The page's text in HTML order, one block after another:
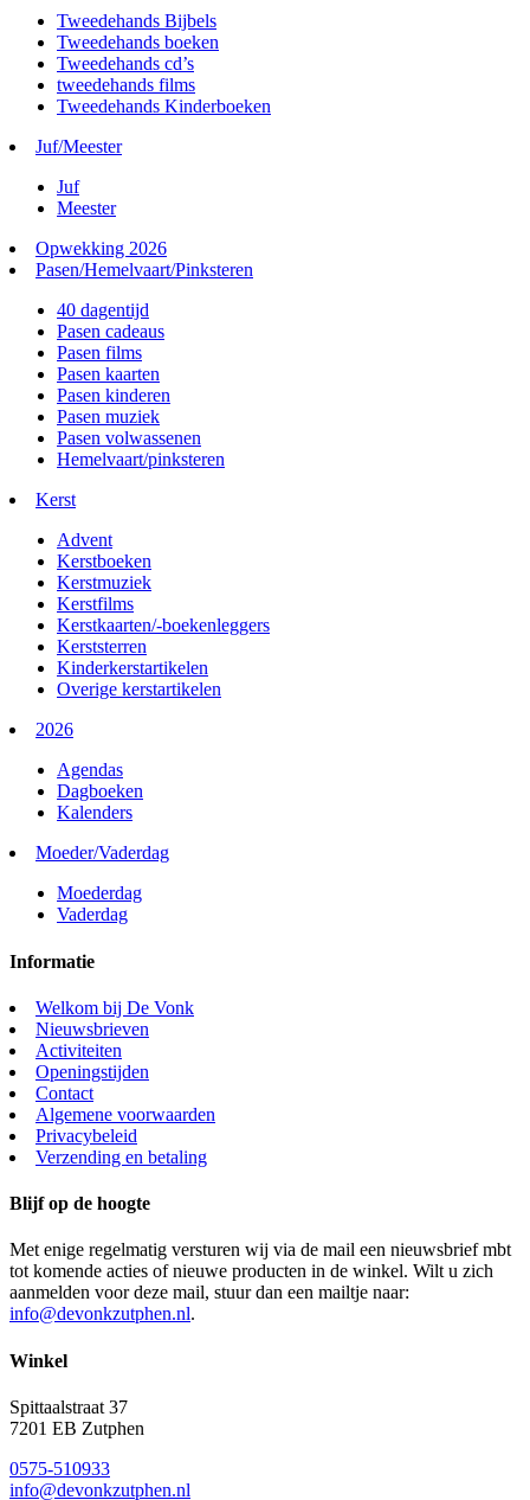
Tweedehands Bijbels
Tweedehands boeken
Tweedehands cd’s
tweedehands films
Tweedehands Kinderboeken
Juf/Meester
Juf
Meester
Opwekking 2026
Pasen/Hemelvaart/Pinksteren
40 dagentijd
Pasen cadeaus
Pasen films
Pasen kaarten
Pasen kinderen
Pasen muziek
Pasen volwassenen
Hemelvaart/pinksteren
Kerst
Advent
Kerstboeken
Kerstmuziek
Kerstfilms
Kerstkaarten/-boekenleggers
Kerststerren
Kinderkerstartikelen
Overige kerstartikelen
2026
Agendas
Dagboeken
Kalenders
Moeder/Vaderdag
Moederdag
Vaderdag
Informatie
Welkom bij De Vonk
Nieuwsbrieven
Activiteiten
Openingstijden
Contact
Algemene voorwaarden
Privacybeleid
Verzending en betaling
Blijf op de hoogte
Met enige regelmatig versturen wij via de mail een nieuwsbrief mbt
tot komende acties of nieuwe producten in de winkel. Wilt u zich
aanmelden voor deze mail, stuur dan een mailtje naar:
info@devonkzutphen.nl.
Winkel
Spittaalstraat 37
7201 EB Zutphen
0575-510933
info@devonkzutphen.nl